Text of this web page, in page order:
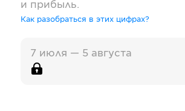
и прибыль.
Как разобраться в этих цифрах?
7 июля — 5 августа